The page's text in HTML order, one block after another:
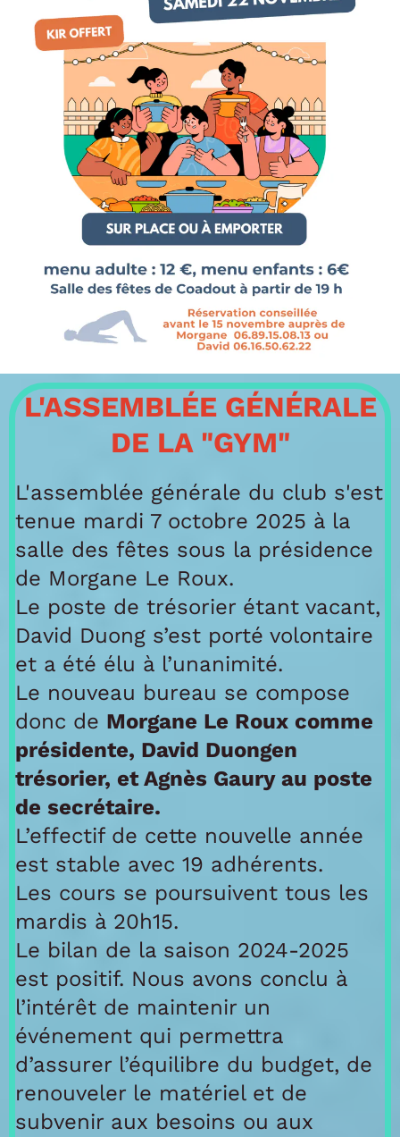
L'ASSEMBLÉE GÉNÉRALE
DE LA "GYM"
L'assemblée générale du club s'est
tenue mardi 7 octobre 2025 à la
salle des fêtes sous la présidence
de Morgane Le Roux.
Le poste de trésorier étant vacant,
David Duong s’est porté volontaire
et a été élu à l’unanimité.
Le nouveau bureau se compose
donc de Morgane Le Roux comme
présidente, David Duongen
trésorier, et Agnès Gaury au poste
de secrétaire.
L’effectif de cette nouvelle année
est stable avec 19 adhérents.
Les cours se poursuivent tous les
mardis à 20h15.
Le bilan de la saison 2024-2025
est positif. Nous avons conclu à
l’intérêt de maintenir un
événement qui permettra
d’assurer l’équilibre du budget, de
renouveler le matériel et de
subvenir aux besoins ou aux